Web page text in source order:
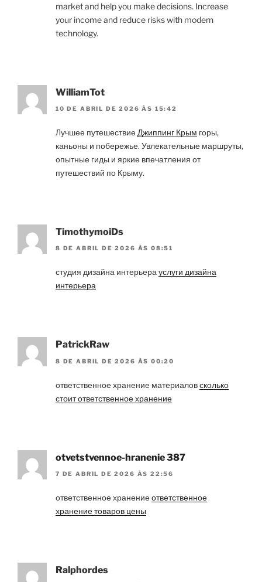
market and help you make decisions. Increase
your income and reduce risks with modern
technology.
WilliamTot
10 DE ABRIL DE 2026 ÀS 15:42
Лучшее путешествие Джиппинг Крым горы,
каньоны и побережье. Увлекательные маршруты,
опытные гиды и яркие впечатления от
путешествий по Крыму.
TimothymoiDs
8 DE ABRIL DE 2026 ÀS 08:51
студия дизайна интерьера услуги дизайна
интерьера
PatrickRaw
8 DE ABRIL DE 2026 ÀS 00:20
ответственное хранение материаловсколько
стоит ответственное хранение
otvetstvennoe-hranenie 387
7 DE ABRIL DE 2026 ÀS 22:56
ответственное хранениеответственное
хранение товаров цены
Ralphordes